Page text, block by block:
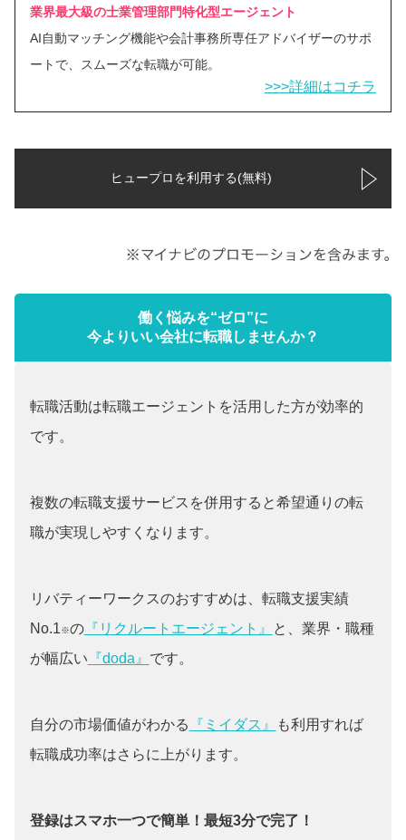
業界最大級の士業管理部門特化型エージェント
AI自動マッチング機能や会計事務所専任アドバイザーのサポ
ートで、スムーズな転職が可能。
>>>詳細はコチラ
ヒュープロを利用する(無料)
働く悩みを“ゼロ”に
今よりいい会社に転職しませんか？
転職活動は転職エージェントを活用した方が効率的
です。
複数の転職支援サービスを併用すると希望通りの転
職が実現しやすくなります。
リバティーワークスのおすすめは、転職支援実績
No.1※の『リクルートエージェント』
と、業界・職種
が幅広い 『doda』 です。
自分の市場価値がわかる 『ミイダス』
も利用すれば
転職成功率はさらに上がります。
登録はスマホ一つで簡単！最短3分で完了！